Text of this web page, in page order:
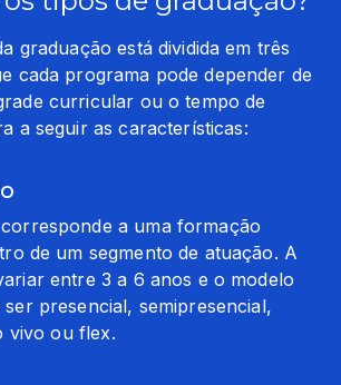
graduação está dividida em três
cada programa pode depender de
curricular ou o tempo de
a seguir as características:
a uma formação
de um segmento de atuação. A
entre 3 a 6 anos e o modelo
presencial, semipresencial,
vivo ou flex.